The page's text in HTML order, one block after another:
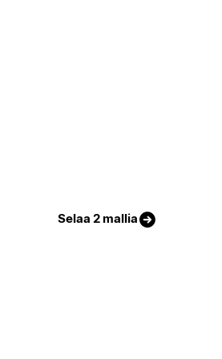
Selaa 2 mallia